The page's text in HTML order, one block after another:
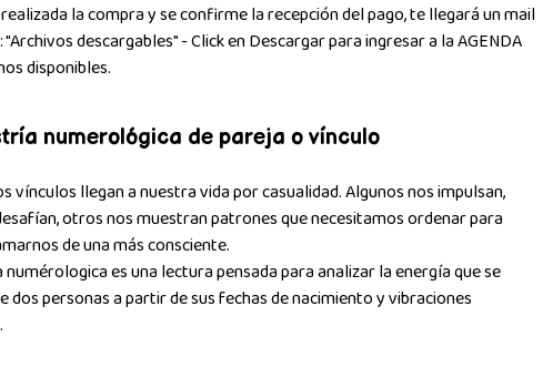
la compra y se confirme la recepción del pago, te llegará un mail
descargables" - Click en Descargar para ingresar a la AGENDA
disponibles.
numerológica de pareja o vínculo
vínculos llegan a nuestra vida por casualidad. Algunos nos impulsan,
otros nos muestran patrones que necesitamos ordenar para
de una más consciente.
numérologica es una lectura pensada para analizar la energía que se
dos personas a partir de sus fechas de nacimiento y vibraciones